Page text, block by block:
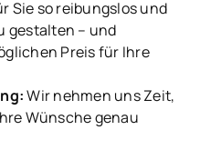
Sie so reibungslos und
gestalten – und
Preis für Ihre
Wir nehmen uns Zeit,
Wünsche genau